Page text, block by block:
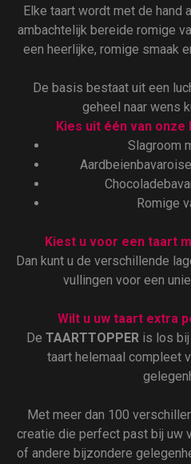
Elke taart wordt met de hand
ambachtelijk bereide romige
een heerlijke, romige smaak
De basis bestaat uit een
geheel naar wens
Kies uit één van
Slagroom
Romige
Kiest u voor een taart
Dan kunt u de verschillende
vullingen voor een
Wilt u uw taart extra
De TAARTTOPPERis los bij
taart helemaal compleet
Met meer dan 100
creatie die perfect past bij uw
of andere bijzondere